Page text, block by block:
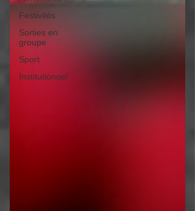
Festivités
Sorties en
groupe
Sport
Institutionnel